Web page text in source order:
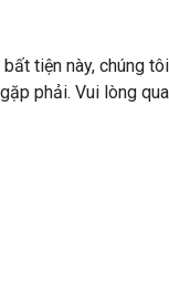
tiện này, chúng
phải. Vui lòng